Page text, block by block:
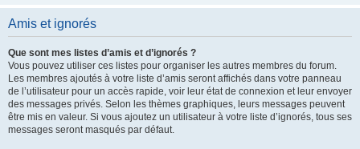
Amis et ignorés
Que sont mes listes d’amis et d’ignorés ?
Vous pouvez utiliser ces listes pour organiser les autres membres du forum.
Les membres ajoutés à votre liste d’amis seront affichés dans votre panneau
de l’utilisateur pour un accès rapide, voir leur état de connexion et leur envoyer
des messages privés. Selon les thèmes graphiques, leurs messages peuvent
être mis en valeur. Si vous ajoutez un utilisateur à votre liste d’ignorés, tous ses
messages seront masqués par défaut.